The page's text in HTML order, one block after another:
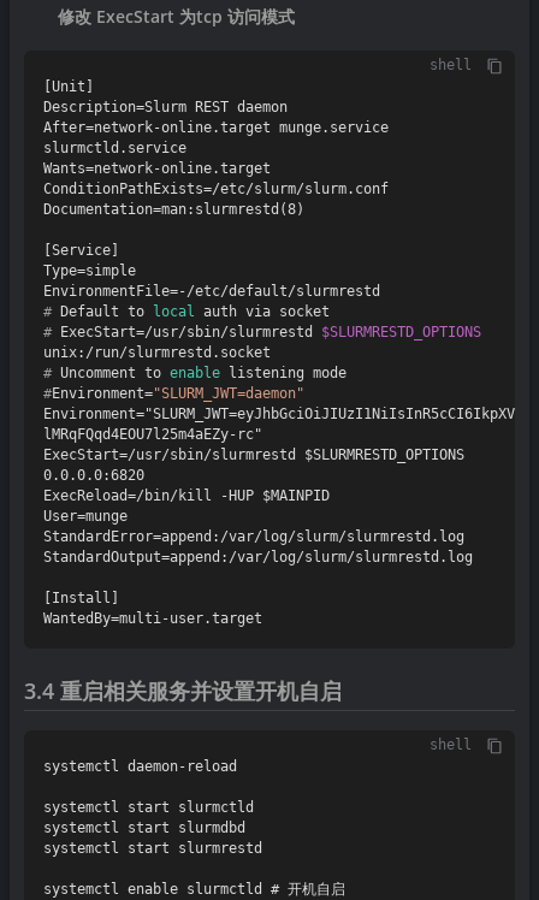
修改 ExecStart 为tcp 访问模式
shell
[Unit]
Description=Slurm REST daemon
After=network-online.target munge.service
slurmctld.service
Wants=network-online.target
ConditionPathExists=/etc/slurm/slurm.conf
Documentation=man:slurmrestd(8)
[Service]
Type=simple
# Default to local
auth via socket
# ExecStart=/usr/sbin/slurmrestd $SLURMRESTD_OPTIONS
unix:/run/slurmrestd.socket
# Uncomment to enable listening mode
#Environment="SLURM_JWT=daemon"
lMRqFQqd4EOU7l25m4aEZy-rc"
ExecStart=/usr/sbin/slurmrestd $SLURMRESTD_OPTIONS
0.0.0.0:6820
ExecReload=/bin/kill -HUP $MAINPID
User=munge
StandardError=append:/var/log/slurm/slurmrestd.log
StandardOutput=append:/var/log/slurm/slurmrestd.log
[Install]
3.4 重启相关服务并设置开机自启
shell
systemctl daemon-reload
systemctl start slurmctld
systemctl start slurmdbd
systemctl start slurmrestd
systemctl enable slurmctld # 开机自启